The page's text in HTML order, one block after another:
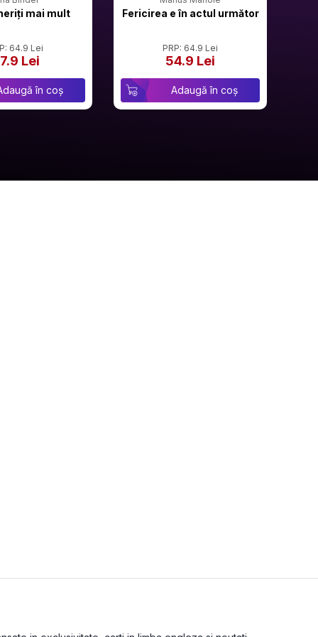
mai mult
64.9 Lei
Lei
în coș
Fericirea e în actul următor
PRP: 64.9 Lei
54.9 Lei
Adaugă în coș